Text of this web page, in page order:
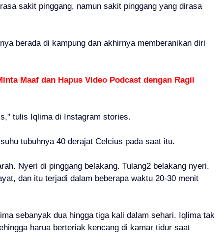
sakit pinggang, namun sakit pinggang yang dirasa
berada di kampung dan akhirnya memberanikan diri
Maaf dan Hapus Video Podcast dengan Ragil
tulis Iqlima di Instagram stories.
tubuhnya 40 derajat Celcius pada saat itu.
Nyeri di pinggang belakang. Tulang2 belakang nyeri.
dan itu terjadi dalam beberapa waktu 20-30 menit
sebanyak dua hingga tiga kali dalam sehari. Iqlima tak
harua berteriak kencang di kamar tidur saat